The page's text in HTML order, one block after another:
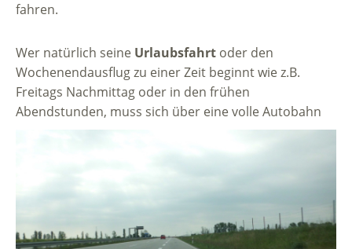
fahren.
Wer natürlich seine Urlaubsfahrt oder den
Wochenendausflug zu einer Zeit beginnt wie z.B.
Freitags Nachmittag oder in den frühen
Abendstunden, muss sich über eine volle Autobahn